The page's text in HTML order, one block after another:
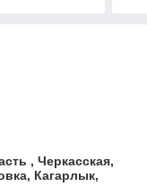
, Черкасская,
Кагарлык,